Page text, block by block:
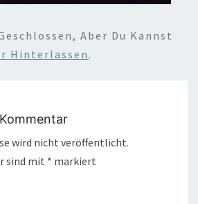
Aber Du Kannst
Hinterlassen .
wird nicht veröffentlicht.
sind mit * markiert